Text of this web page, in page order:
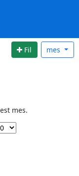
Fil mes
mes.